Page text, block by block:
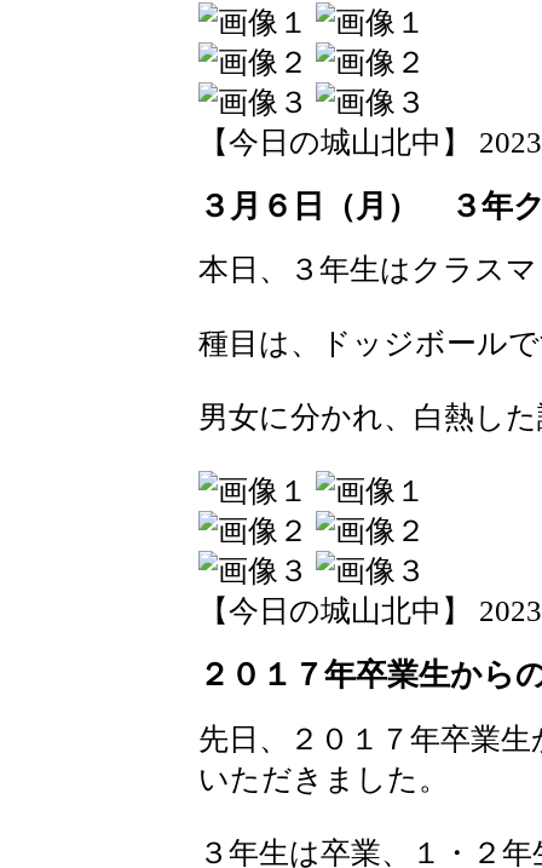
【今日の城山北中】
３月６日（月） ３年
本日、３年生はクラス
種目は、ドッジボール
男女に分かれ、白熱し
【今日の城山北中】
２０１７年卒業生から
先日、２０１７年卒業
いただきました。
３年生は卒業、１・２